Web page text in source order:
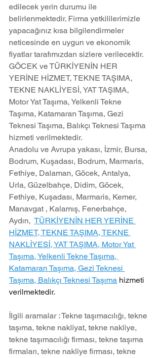
edilecek yerin durumu ile
belirlenmektedir. Firma yetkililerimizle
yapacağınız kısa bilgilendirmeler
neticesinde en uygun ve ekonomik
fiyatlar tarafımızdan sizlere verilecektir.
GÖCEK ve TÜRKİYENİN HER
YERİNE HİZMET, TEKNE TAŞIMA,
TEKNE NAKLİYESİ, YAT TAŞIMA,
Motor Yat Taşıma, Yelkenli Tekne
Taşıma, Katamaran Taşıma, Gezi
Teknesi Taşıma, Balıkçı Teknesi Taşıma
hizmeti verilmektedir.
Anadolu ve Avrupa yakası, İzmir, Bursa,
Bodrum, Kuşadası, Bodrum, Marmaris,
Fethiye, Dalaman, Göcek, Antalya,
Urla, Güzelbahçe, Didim, Göcek,
Fethiye, Kuşadası, Marmaris, Kemer,
Manavgat , Kalamış, Fenerbahçe,
Aydın, TÜRKİYENİN HER YERİNE
HİZMET, TEKNE TAŞIMA, TEKNE
NAKLİYESİ, YAT TAŞIMA, Motor Yat
Taşıma, Yelkenli Tekne Taşıma,
Katamaran Taşıma, Gezi Teknesi
Taşıma, Balıkçı Teknesi Taşıma hizmeti
verilmektedir.
İlgili aramalar : Tekne taşımacılığı, tekne
taşıma, tekne nakliyat, tekne nakliye,
tekne taşımacılığı firması, tekne taşıma
firmaları, tekne nakliye firması, tekne